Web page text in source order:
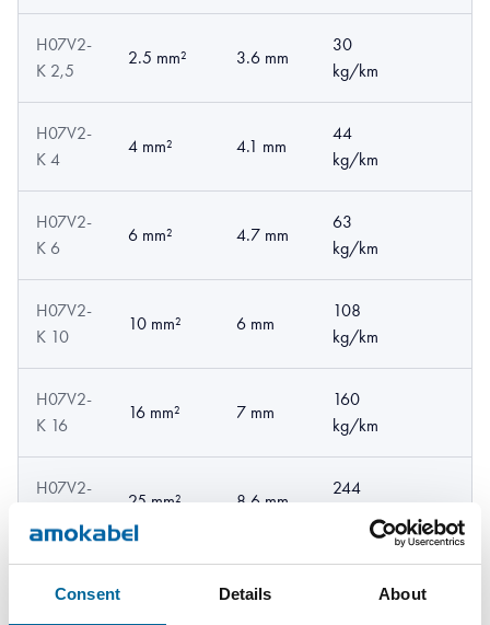
Consent Details About
H07V2-
K 2,5
2.5 mm² 3.6 mm
30
kg/km
H07V2-
K 4
4 mm² 4.1 mm
44
kg/km
H07V2-
K 6
6 mm² 4.7 mm
63
kg/km
H07V2-
K 10
10 mm² 6 mm
108
kg/km
H07V2-
K 16
16 mm² 7 mm
160
kg/km
H07V2-
25 mm² 8.6 mm
244
K 35
9.9 mm